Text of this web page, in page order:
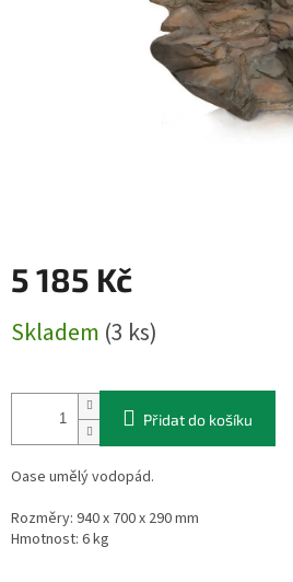
5 185 Kč
cena:
Skladem (3 ks)
Přidat do košíku
Oase umělý vodopád.
Rozměry: 940 x 700 x 290 mm
Hmotnost: 6 kg